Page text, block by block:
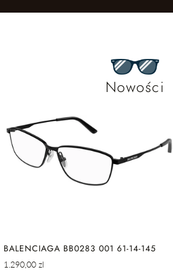
Nowości
BALENCIAGA BB0283 001 61-14-145
Cena
1.290,00 zl